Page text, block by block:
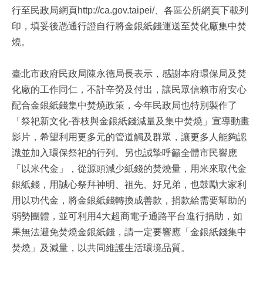
行至民政局網頁http://ca.gov.taipei/、各區公所網頁下載列
印，填妥後憑通行證自行將金銀紙錢運送至焚化廠集中焚
燒。
臺北市政府民政局陳永德局長表示，感謝本府環保局及焚
化廠的工作同仁，不計辛勞及付出，讓民眾信賴市府安心
配合金銀紙錢集中焚燒政策，今年民政局也特別製作了
「祭祀新文化-香枝與金銀紙錢減量及集中焚燒」宣導動畫
影片，希望利用更多元的管道觸及群眾，讓更多人能夠認
識並加入環保祭祀的行列。另也誠摯呼籲全體市民響應
「以米代金」，從源頭減少紙錢的焚燒量，用米來取代金
銀紙錢，用誠心祭拜神明、祖先、好兄弟，也鼓勵大家利
用以功代金，將金銀紙錢轉換成善款，捐款給需要幫助的
弱勢團體，並可利用4大超商電子通路平台進行捐助，如
果無法避免焚燒金銀紙錢，請一定要響應「金銀紙錢集中
焚燒」及減量，以共同維護生活環境品質。